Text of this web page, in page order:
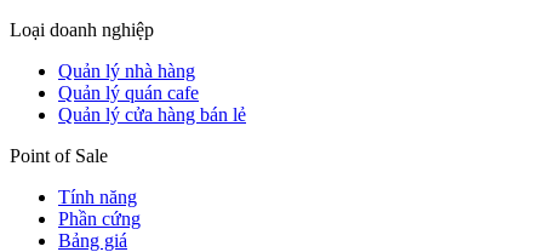
Loại doanh nghiệp
Quản lý nhà hàng
Quản lý quán cafe
Quản lý cửa hàng bán lẻ
Point of Sale
Tính năng
Phần cứng
Bảng giá